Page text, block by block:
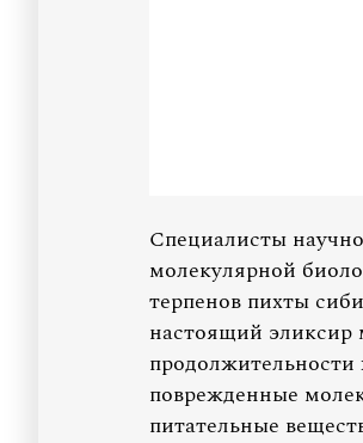
Специалисты
молекулярной
терпенов пихты
настоящий эликсир
поврежденные
питательные